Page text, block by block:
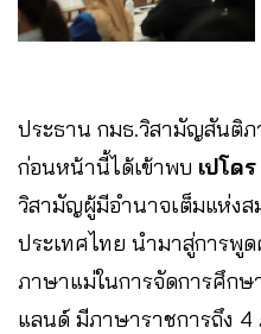
ประธาน กมธ.วิสามัญสันติ
ก่อนหน้านี้ได้เข้าพบ เปโด
วิสามัญผู้มีอำนาจเต็มแห่งส
ประเทศไทย นำมาสู่การพู
ภาษาแม่ในการจัดการศึกษ
แลนด์ มีภาษาราชการถึง